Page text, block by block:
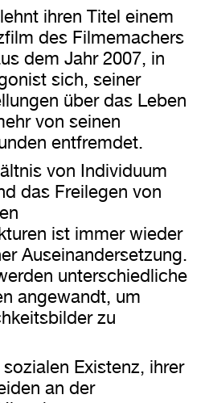
ihren Titel einem
des Filmemachers
dem Jahr 2007, in
sich, seiner
über das Leben
von seinen
entfremdet.
von Individuum
das Freilegen von
ist immer wieder
Auseinandersetzung.
unterschiedliche
angewandt, um
zu
Existenz, ihrer
an der